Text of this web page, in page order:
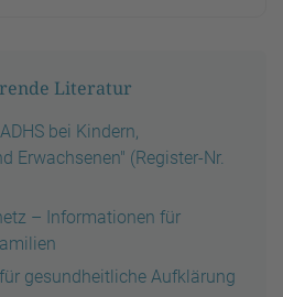
Literatur
bei Kindern,
Erwachsenen" (Register-Nr.
– Informationen für
gesundheitliche Aufklärung